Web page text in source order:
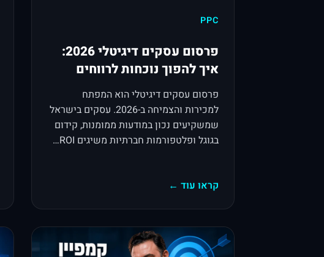
PPC
פרסום עסקים דיגיטלי 2026:
איך להפוך נוכחות לרווחים
פרסום עסקים דיגיטלי הוא המפתח
למכירות והצמיחה ב-2026. עסקים בישראל
שמשקיעים נכון במודעות ממומנות, קידום
בגוגל ופלטפורמות חברתיות משיגים ROI…
קראו עוד ←